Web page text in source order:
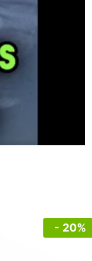
- 20%